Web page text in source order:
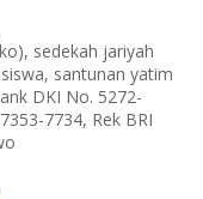
sedekah jariyah
santunan yatim
DKI No. 5272-
7734, Rek BRI